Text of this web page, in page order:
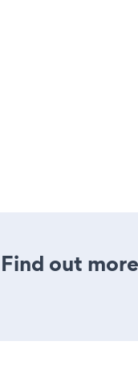
out